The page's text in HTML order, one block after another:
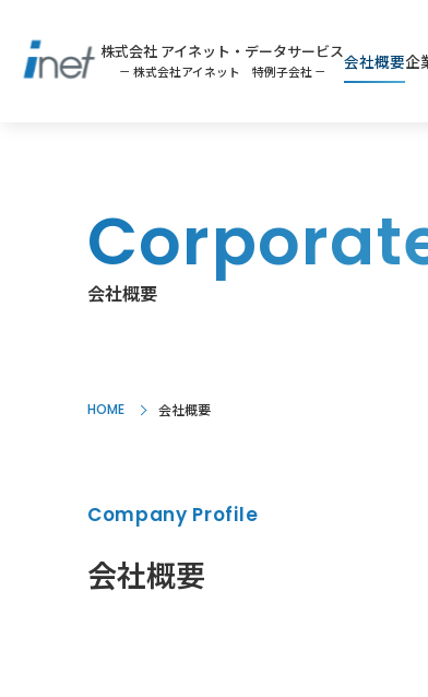
株式会社 アイネット・データサービス
－ 株式会社アイネット 特例子会社 －
会社概要企
会社概要
HOME 会社概要
Company Profile
会社概要